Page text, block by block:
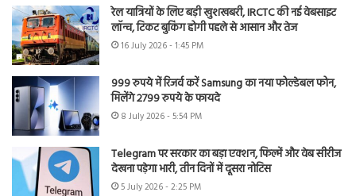
रेल यात्रियों के लिए बड़ी खुशखबरी, IRCTC की नई वेबसाइट
लॉन्च, टिकट बुकिंग होगी पहले से आसान और तेज
16 July 2026 - 1:45 PM
999 रुपये में रिजर्व करें Samsung का नया फोल्डेबल फोन,
मिलेंगे 2799 रुपये के फायदे
8 July 2026 - 5:54 PM
Telegram पर सरकार का बड़ा एक्शन, फिल्में और वेब सीरीज
देखना पड़ेगा भारी, तीन दिनों में दूसरा नोटिस
5 July 2026 - 2:25 PM